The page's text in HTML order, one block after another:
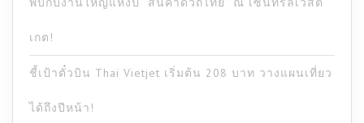
เกต!
ชี้เป้าตั๋วบิน Thai Vietjet เริ่มต้น 208 บาท วางแผนเที่ยว
ได้ถึงปีหน้า!